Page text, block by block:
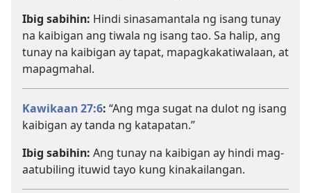
Ibig sabihin: Hindi sinasamantala ng isang tunay
na kaibigan ang tiwala ng isang tao. Sa halip, ang
tunay na kaibigan ay tapat, mapagkakatiwalaan, at
mapagmahal.
Kawikaan 27:6: “Ang mga sugat na dulot ng isang
kaibigan ay tanda ng katapatan.”
Ibig sabihin: Ang tunay na kaibigan ay hindi mag-
aatubiling ituwid tayo kung kinakailangan.